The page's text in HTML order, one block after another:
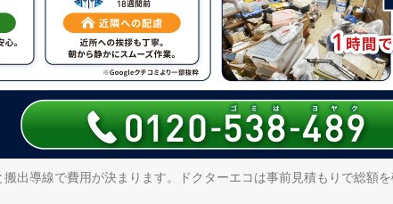
出導線で費用が決まります。ドクターエコは事前見積もりで総額を